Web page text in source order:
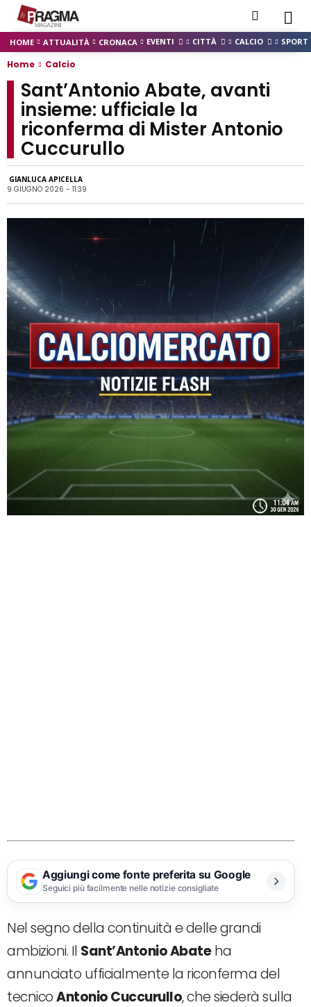
HOME ATTUALITÀ CRONACA EVENTI CITTÀ CALCIO SPORT
Home Calcio
Sant’Antonio Abate, avanti
insieme: ufficiale la
riconferma di Mister Antonio
Cuccurullo
GIANLUCA APICELLA
9 GIUGNO 2026 - 11:39
Aggiungi come fonte preferita su Google
Seguici più facilmente nelle notizie consigliate
Nel segno della continuità e delle grandi
ambizioni. Il Sant’Antonio Abateha
annunciato ufficialmente la riconferma del
tecnicoAntonio Cuccurullo, che siederà sulla